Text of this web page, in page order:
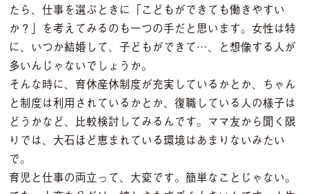
たら、仕事を選ぶときに「こどもができても働きやすい
か？」を考えてみるのも一つの手だと思います。女性は特
に、いつか結婚して、子どもができて…、と想像する人が
多いんじゃないでしょうか。
そんな時に、育休産休制度が充実しているかとか、ちゃん
と制度は利用されているかとか、復職している人の様子は
どうかなど、比較検討してみるんです。ママ友から聞く限
りでは、大石ほど恵まれている環境はあまりないみたい
で。
育児と仕事の両立って、大変です。簡単なことじゃない。